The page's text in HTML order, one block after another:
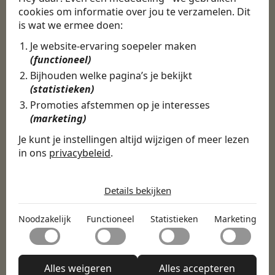
cookies om informatie over jou te verzamelen. Dit
is wat we ermee doen:
Je website-ervaring soepeler maken
(functioneel)
Bijhouden welke pagina’s je bekijkt
(statistieken)
Promoties afstemmen op je interesses
(marketing)
Je kunt je instellingen altijd wijzigen of meer lezen
in ons privacybeleid.
Noodzakelijk
Noodzakelijke cookies helpen een website bruikbaar te
maken door basisfuncties zoals paginanavigatie en
toegang tot beveiligde delen van de website mogelijk te
maken. Zonder deze cookies kan de website niet naar
Functioneel
onthouden welke de manier waarop de website zich
Statistieken
Details bekijken
Noodzakelijk Functioneel Statistieken Marketing
Alles weigeren Alles accepteren
CBEE
Door Swipe4Work heb ik op een hele
makkelijke, laagdrempelige manier eigenlijk
een hele leuke nieuwe baan gevonden. Met heel
veel nieuwe uitdagingen!
Martijn
Certinia Consultant